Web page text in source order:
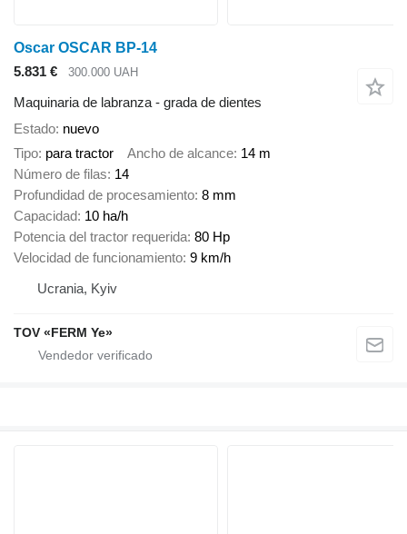
Oscar OSCAR BP-14
5.831 €
300.000 UAH
Maquinaria de labranza - grada de dientes
Estado nuevo
Tipo para tractor Ancho de alcance 14 m
Número de filas 14
Profundidad de procesamiento 8 mm
Capacidad 10 ha/h
Potencia del tractor requerida 80 Hp
Velocidad de funcionamiento 9 km/h
Ucrania, Kyiv
TOV «FERM Ye»